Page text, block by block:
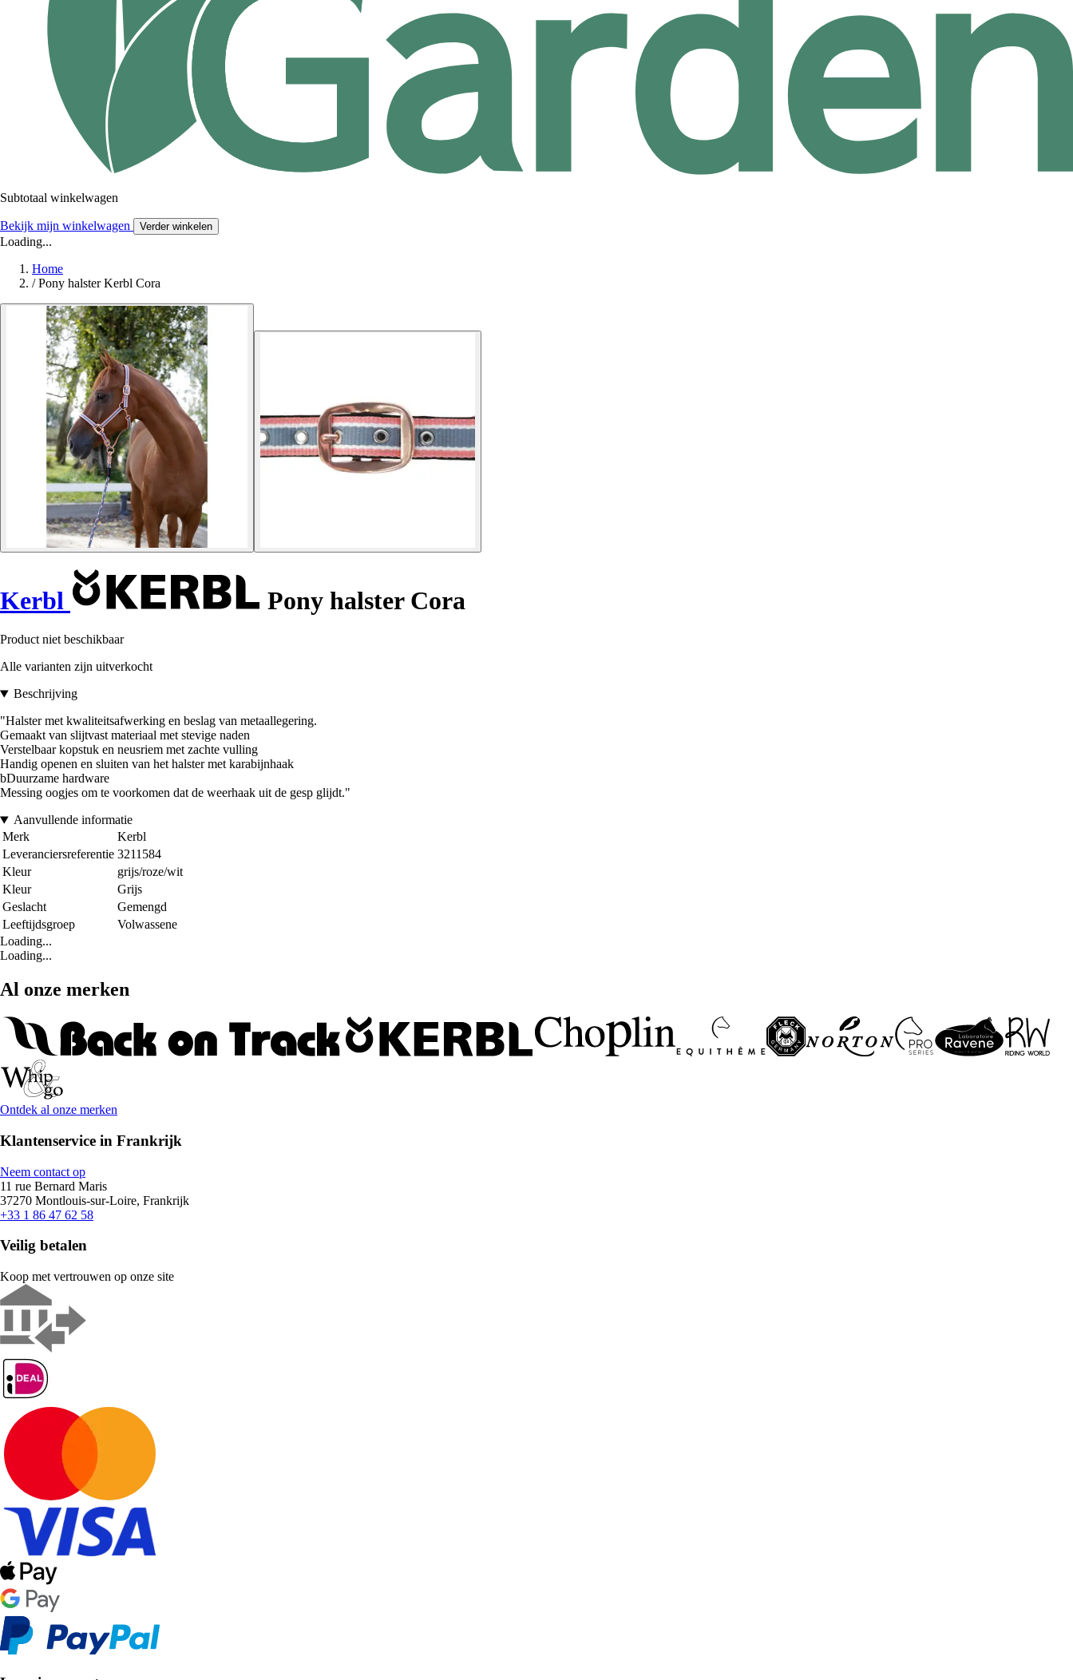
Subtotaal winkelwagen
Bekijk mijn winkelwagen Verder winkelen
Loading...
Home
/ Pony halster Kerbl Cora
Kerbl Pony halster Cora
Product niet beschikbaar
Alle varianten zijn uitverkocht
Beschrijving
"Halster met kwaliteitsafwerking en beslag van metaallegering.
Gemaakt van slijtvast materiaal met stevige naden
Verstelbaar kopstuk en neusriem met zachte vulling
Handig openen en sluiten van het halster met karabijnhaak
bDuurzame hardware
Messing oogjes om te voorkomen dat de weerhaak uit de gesp glijdt."
Aanvullende informatie
Merk
Kerbl
Leveranciersreferentie 3211584
Kleur
grijs/roze/wit
Kleur
Grijs
Geslacht
Gemengd
Leeftijdsgroep
Volwassene
Loading...
Loading...
Al onze merken
Ontdek al onze merken
Klantenservice in Frankrijk
Neem contact op
11 rue Bernard Maris
37270 Montlouis-sur-Loire, Frankrijk
+33 1 86 47 62 58
Veilig betalen
Koop met vertrouwen op onze site